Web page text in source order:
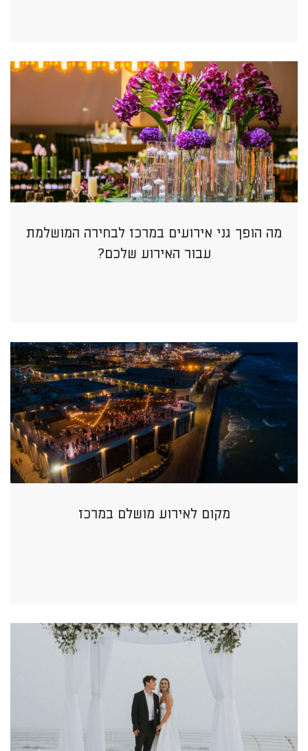
מה הופך גני אירועים במרכז לבחירה המושלמת
עבור האירוע שלכם?
מקום לאירוע מושלם במרכז